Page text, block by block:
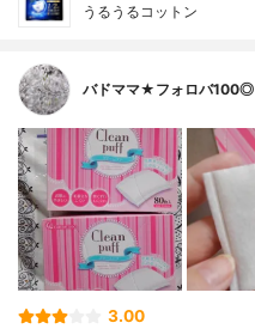
うるうるコットン
バドママ★フォロバ100◎
3.00